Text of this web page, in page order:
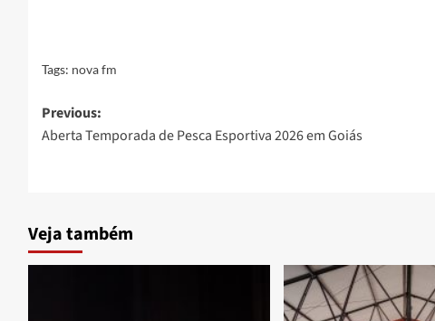
Tags: nova fm
Post
navigation
Previous:
Aberta Temporada de Pesca Esportiva 2026 em Goiás
Veja também